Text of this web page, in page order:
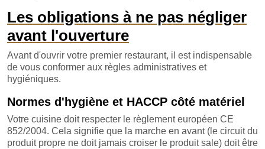
Les obligations à ne pas négliger
avant l'ouverture
Avant d'ouvrir votre premier restaurant, il est indispensable
de vous conformer aux règles administratives et
hygiéniques.
Normes d'hygiène et HACCP côté matériel
Votre cuisine doit respecter le règlement européen CE
852/2004. Cela signifie que la marche en avant (le circuit du
produit propre ne doit jamais croiser le produit sale) doit être